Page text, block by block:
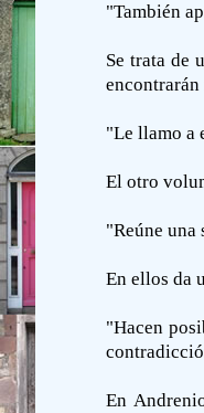
"También
Se trata de
"Le llamo a
El otro
"Reúne una
En ellos da
"Hacen
En